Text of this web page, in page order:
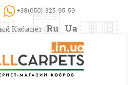
+38(050)-325-95-59
Кабинет Ru Ua